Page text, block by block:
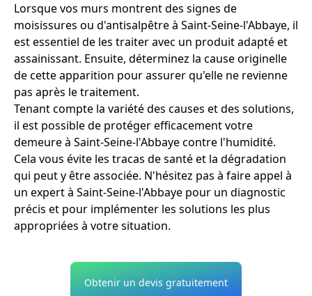
Lorsque vos murs montrent des signes de
moisissures ou d'antisalpêtre à Saint-Seine-l'Abbaye, il
est essentiel de les traiter avec un produit adapté et
assainissant. Ensuite, déterminez la cause originelle
de cette apparition pour assurer qu'elle ne revienne
pas après le traitement.
Tenant compte la variété des causes et des solutions,
il est possible de protéger efficacement votre
demeure à Saint-Seine-l'Abbaye contre l'humidité.
Cela vous évite les tracas de santé et la dégradation
qui peut y être associée. N'hésitez pas à faire appel à
un expert à Saint-Seine-l'Abbaye pour un diagnostic
précis et pour implémenter les solutions les plus
appropriées à votre situation.
Obtenir un devis gratuitement